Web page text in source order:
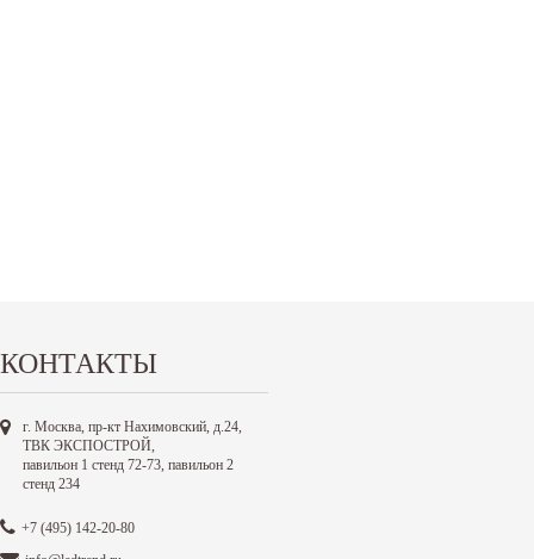
КОНТАКТЫ
г. Москва, пр-кт Нахимовский, д.24,
ТВК ЭКСПОСТРОЙ,
павильон 1 стенд 72-73, павильон 2
стенд 234
+7 (495) 142-20-80